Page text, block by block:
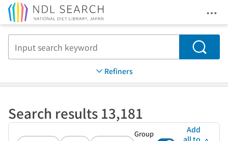
Search
Refiners
Search results 13,181
Group
Add
all to